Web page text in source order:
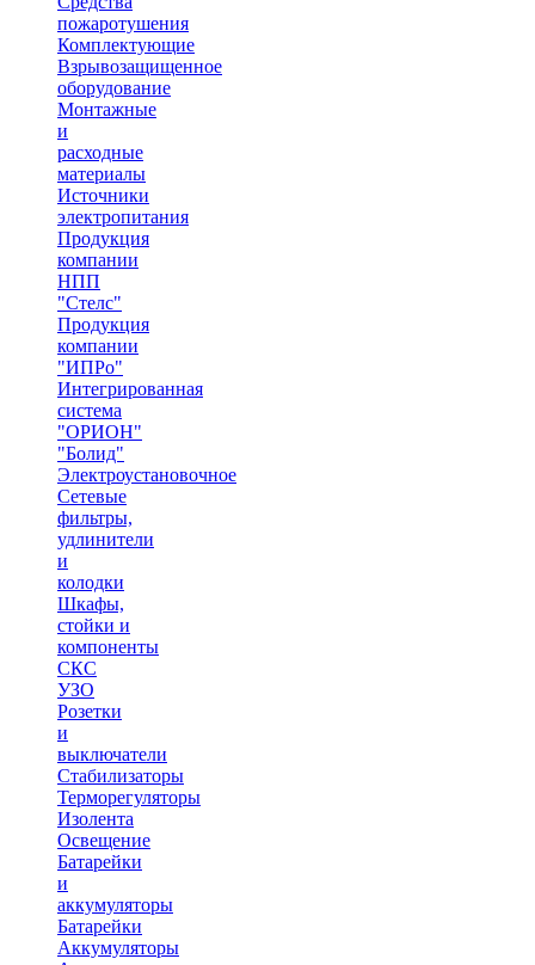
пожаротушения
Комплектующие
Взрывозащищенное
оборудование
Монтажные
и
расходные
материалы
Источники
электропитания
Продукция
компании
НПП
"Стелс"
Продукция
компании
"ИПРо"
Интегрированная
система
"ОРИОН"
"Болид"
Электроустановочное
Сетевые
фильтры,
удлинители
и
колодки
Шкафы,
стойки и
компоненты
СКС
УЗО
Розетки
и
выключатели
Стабилизаторы
Терморегуляторы
Изолента
Освещение
Батарейки
и
аккумуляторы
Батарейки
Аккумуляторы